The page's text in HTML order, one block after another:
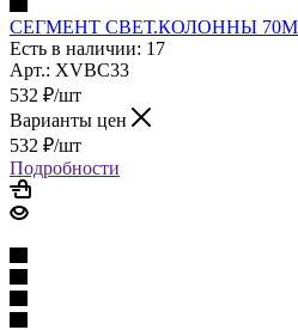
СЕГМЕНТ СВЕТ.КОЛОННЫ
Есть в наличии: 17
Арт.: XVBC33
532 ₽/шт
Варианты цен
532 ₽/шт
Подробности